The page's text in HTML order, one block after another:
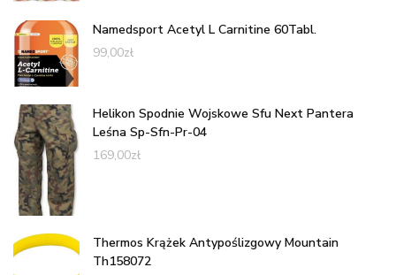
Namedsport Acetyl L Carnitine 60Tabl.
99,00zł
Helikon Spodnie Wojskowe Sfu Next Pantera
Leśna Sp-Sfn-Pr-04
169,00zł
Thermos Krążek Antypoślizgowy Mountain
Th158072